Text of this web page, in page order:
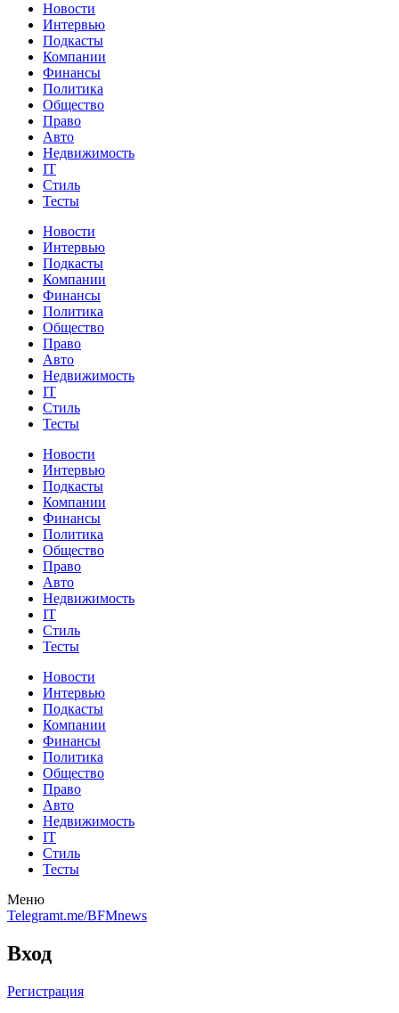
Новости
Интервью
Подкасты
Компании
Финансы
Политика
Общество
Право
Авто
Недвижимость
IT
Стиль
Тесты
Новости
Интервью
Подкасты
Компании
Финансы
Политика
Общество
Право
Авто
Недвижимость
IT
Стиль
Тесты
Новости
Интервью
Подкасты
Компании
Финансы
Политика
Общество
Право
Авто
Недвижимость
IT
Стиль
Тесты
Новости
Интервью
Подкасты
Компании
Финансы
Политика
Общество
Право
Авто
Недвижимость
IT
Стиль
Тесты
Меню
Telegramt.me/BFMnews
Вход
Регистрация